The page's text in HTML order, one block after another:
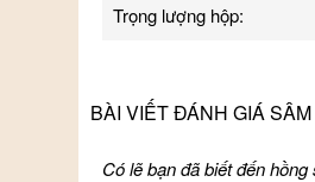
Trọng lượng hộp:
BÀI VIẾT ĐÁNH GIÁ
Có lẽ bạn đã biết đến